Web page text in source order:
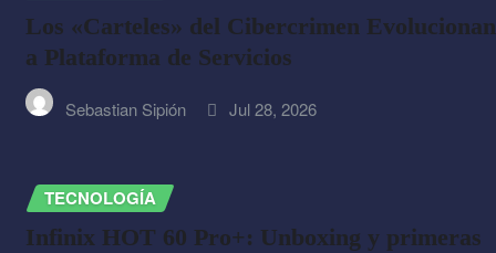
Los «Carteles» del Cibercrimen Evolucionan
a Plataforma de Servicios
Sebastian Sipión Jul 28, 2026
TECNOLOGÍA
Infinix HOT 60 Pro+: Unboxing y primeras